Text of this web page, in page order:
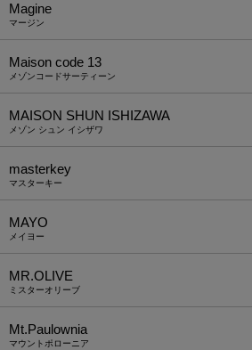
Magine
マージン
Maison code 13
メゾンコードサーティーン
MAISON SHUN ISHIZAWA
メゾン シュン イシザワ
masterkey
マスターキー
MAYO
メイヨー
MR.OLIVE
ミスターオリーブ
Mt.Paulownia
マウントポローニア